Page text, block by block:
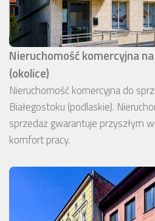
Nieruchomość komercyjna
(okolice)
Nieruchomość komercyjna do
Białegostoku (podlaskie).
sprzedaż gwarantuje przyszłym
komfort pracy.